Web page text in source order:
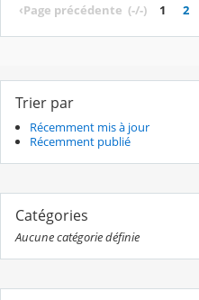
‹Page précédente (-/-) 1 2
Trier par
Récemment mis à jour
Récemment publié
Catégories
Aucune catégorie définie